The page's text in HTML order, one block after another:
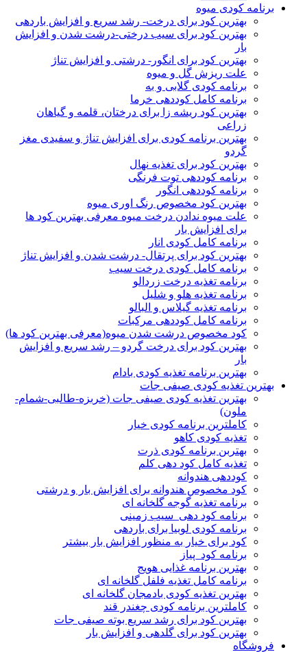
برنامه کودی میوه
بهترین کود برای درخت- رشد سریع و افزایش باردهی
بهترین کود برای سیب درختی-درشت شدن و افزایش
بار
بهترین کود برای انگور- درشتی و افزایش تناژ
علت ریزش گل و میوه
برنامه کودی گلابی و به
برنامه کامل کوددهی خرما
بهترین کود ریشه زا برای درختان، قلمه و گیاهان
زراعی
بهترین برنامه کودی برای افزایش تناژ و سفیدی مغز
گردو
بهترین کود برای تغذیه نهال
برنامه کوددهی توت فرنگی
برنامه کوددهی انگور
بهترین کود مخصوص رنگ اوری میوه
علت میوه ندادن درخت میوه معرفی بهترین کود ها
برای افزایش بار
برنامه کامل کودی انار
بهترین کود برای پرتقال- درشت شدن و افزایش تناژ
برنامه کامل کودی درخت سیب
برنامه تغذیه درخت زردالو
برنامه تغذیه هلو و شلیل
برنامه تغذیه گیلاس و البالو
برنامه کامل کوددهی مرکبات
کود مخصوص درشت شدن میوه(معرفی بهترین کود ها)
بهترین کود برای درخت گردو – رشد سریع و افزایش
بار
بهترین برنامه تغذیه کودی بادام
بهترین تغذیه کودی صیفی جات
بهترین تغذیه کودی صیفی جات (خربزه-طالبی-شمام-
ملون)
کاملترین برنامه کودی خیار
تغذیه کودی کاهو
بهتربن برنامه کودی ذرت
تغذیه کامل کود دهی کلم
کوددهی هندوانه
کود مخصوص هندوانه برای افزایش بار و درشتی
برنامه تغذیه گوجه گلخانه ای
برنامه کود دهی سیب زمینی
برنامه کودی لوبیا برای باردهی
کود برای خیار به منظور افزایش بار بیشتر
برنامه کود پیاز
بهترین برنامه غذایی هویج
برنامه کامل تغذیه فلفل گلخانه ای
بهترین تغذیه کودی بادمجان گلخانه ای
کاملترین برنامه کودی چغندر قند
بهترین کود برای رشد سریع بوته صیفی جات
بهترین کود برای گلدهی و افزایش بار
فروشگاه